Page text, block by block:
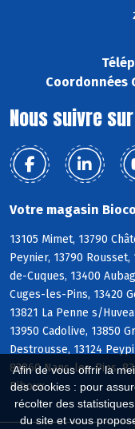
Afin de vous offrir la
des cookies : pour
récolter des
du site et vous
Coordonnées
Nous suivre sur
Votre magasin
13105 Mimet, 13790
Peynier, 13790
de-Cuques, 13400
Cuges-les-Pins, 13420
13821 La Penne s/
13950 Cadolive, 13850
Destrousse, 13124
83860 Nans-les-Pins,
Riboux